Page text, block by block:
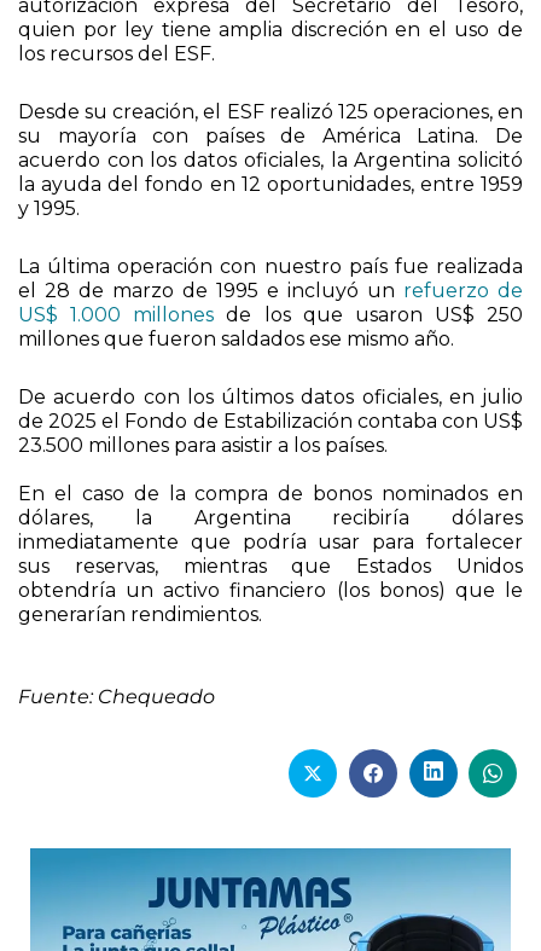
Desde su creación, el ESF realizó 125 operaciones, en
su mayoría con países de América Latina. De
la ayuda del fondo en 12 oportunidades, entre 1959
y 1995.
La última operación con nuestro país fue realizada
el 28 de marzo de 1995 e incluyó un
millones que fueron saldados ese mismo año.
De acuerdo con los últimos datos oficiales, en julio
de 2025 el Fondo de Estabilización contaba con US$
En el caso de la compra de bonos nominados en
dólares, la Argentina recibiría dólares
sus reservas, mientras que Estados Unidos
obtendría un activo financiero (los bonos) que le
generarían rendimientos.
Fuente: Chequeado